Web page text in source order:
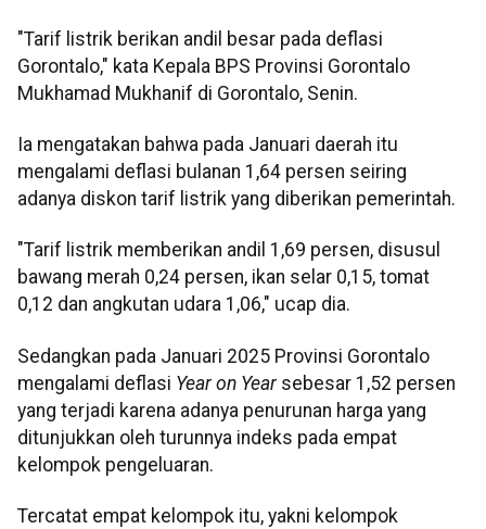
"Tarif listrik berikan andil besar pada deflasi
Gorontalo," kata Kepala BPS Provinsi Gorontalo
Mukhamad Mukhanif di Gorontalo, Senin.
Ia mengatakan bahwa pada Januari daerah itu
mengalami deflasi bulanan 1,64 persen seiring
adanya diskon tarif listrik yang diberikan pemerintah.
"Tarif listrik memberikan andil 1,69 persen, disusul
bawang merah 0,24 persen, ikan selar 0,15, tomat
0,12 dan angkutan udara 1,06," ucap dia.
Sedangkan pada Januari 2025 Provinsi Gorontalo
mengalami deflasi Year on Yearsebesar 1,52 persen
yang terjadi karena adanya penurunan harga yang
ditunjukkan oleh turunnya indeks pada empat
kelompok pengeluaran.
Tercatat empat kelompok itu, yakni kelompok